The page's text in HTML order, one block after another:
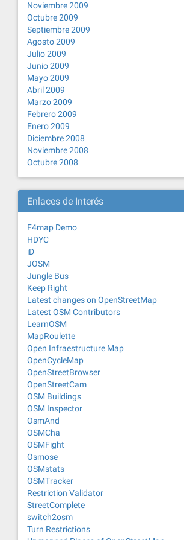
Noviembre 2009
Octubre 2009
Septiembre 2009
Agosto 2009
Julio 2009
Junio 2009
Mayo 2009
Abril 2009
Marzo 2009
Febrero 2009
Enero 2009
Diciembre 2008
Noviembre 2008
Octubre 2008
Enlaces de Interés
F4map Demo
HDYC
iD
JOSM
Jungle Bus
Keep Right
Latest changes on OpenStreetMap
Latest OSM Contributors
LearnOSM
MapRoulette
Open Infraestructure Map
OpenCycleMap
OpenStreetBrowser
OpenStreetCam
OSM Buildings
OSM Inspector
OsmAnd
OSMCha
OSMFight
Osmose
OSMstats
OSMTracker
Restriction Validator
StreetComplete
switch2osm
Turn Restrictions